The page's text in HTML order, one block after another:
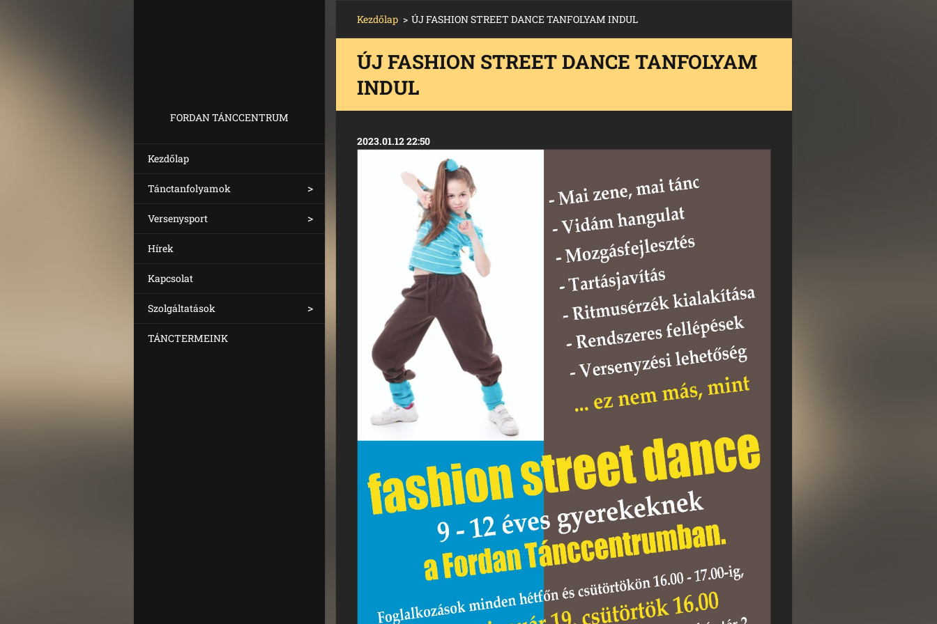
FORDAN TÁNCCENTRUM
Kezdőlap
Tánctanfolyamok
Versenysport
Hírek
Kapcsolat
Szolgáltatások
TÁNCTERMEINK
Kezdőlap > ÚJ FASHION STREET DANCE TANFOLYAM INDUL
ÚJ FASHION STREET DANCE TANFOLYAM
INDUL
2023.01.12 22:50